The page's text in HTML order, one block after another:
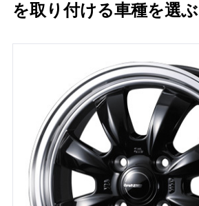
を取り付ける車種を選ぶ